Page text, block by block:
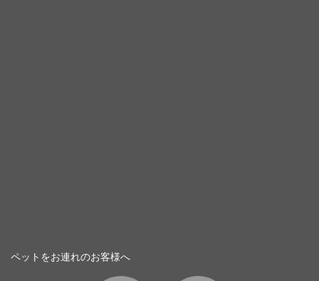
ペットをお連れのお客様へ